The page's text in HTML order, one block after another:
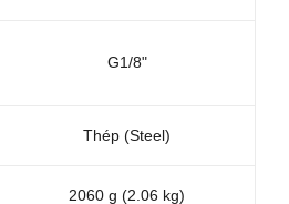
G1/8"
Thép (Steel)
2060 g (2.06 kg)